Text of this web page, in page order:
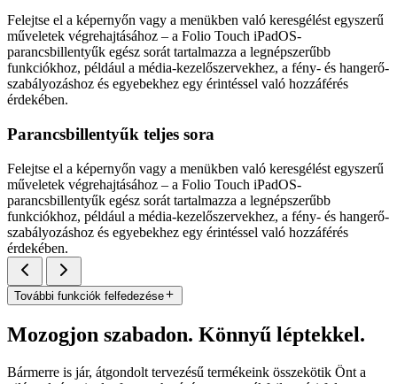
Felejtse el a képernyőn vagy a menükben való keresgélést egyszerű
műveletek végrehajtásához – a Folio Touch iPadOS-
parancsbillentyűk egész sorát tartalmazza a legnépszerűbb
funkciókhoz, például a média-kezelőszervekhez, a fény- és hangerő-
szabályozáshoz és egyebekhez egy érintéssel való hozzáférés
érdekében.
Parancsbillentyűk teljes sora
Felejtse el a képernyőn vagy a menükben való keresgélést egyszerű
műveletek végrehajtásához – a Folio Touch iPadOS-
parancsbillentyűk egész sorát tartalmazza a legnépszerűbb
funkciókhoz, például a média-kezelőszervekhez, a fény- és hangerő-
szabályozáshoz és egyebekhez egy érintéssel való hozzáférés
érdekében.
További funkciók felfedezése
Mozogjon szabadon. Könnyű léptekkel.
Bármerre is jár, átgondolt tervezésű termékeink összekötik Önt a